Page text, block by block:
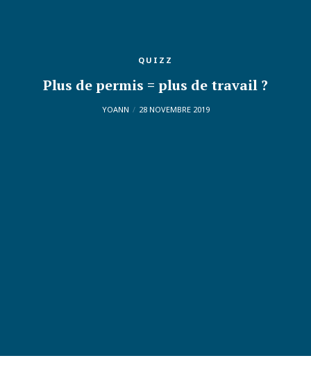
QUIZZ
Plus de permis = plus de travail ?
YOANN 28 NOVEMBRE 2019